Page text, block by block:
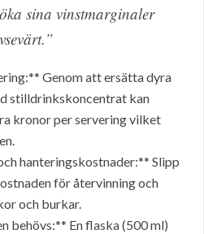
sina vinstmarginaler
Genom att ersätta dyra
stilldrinkskoncentrat kan
kronor per servering vilket
hanteringskostnader:** Slipp
för återvinning och
och burkar.
behövs:** En flaska (500 ml)